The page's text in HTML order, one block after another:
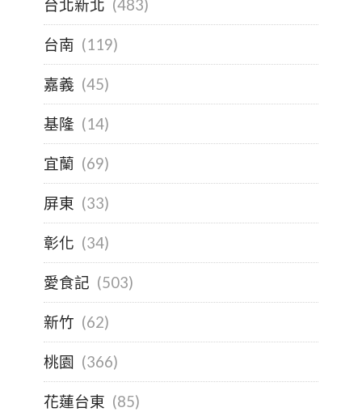
台北新北 (483)
台南 (119)
嘉義 (45)
基隆 (14)
宜蘭 (69)
屏東 (33)
彰化 (34)
愛食記 (503)
新竹 (62)
桃園 (366)
花蓮台東 (85)